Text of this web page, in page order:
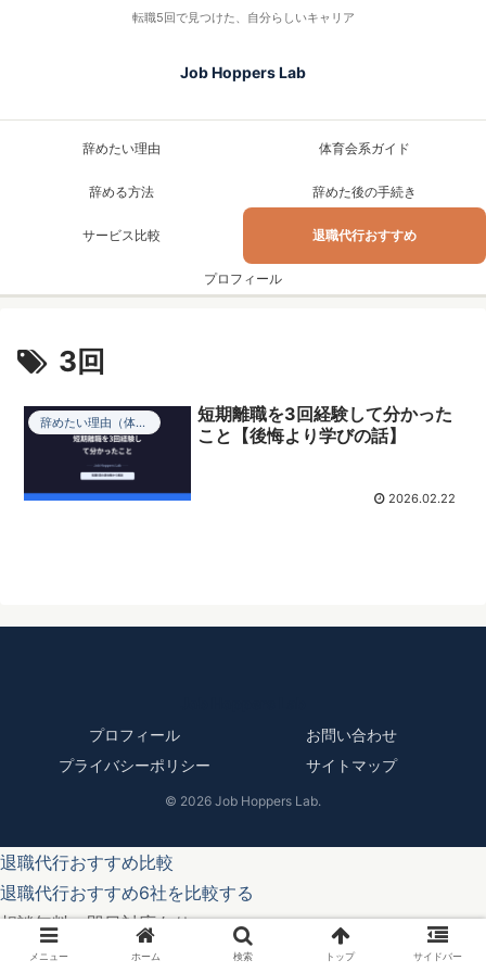
転職5回で見つけた、自分らしいキャリア
Job Hoppers Lab
辞めたい理由 体育会系ガイド
辞める方法 辞めた後の手続き
サービス比較 退職代行おすすめ
プロフィール
3回
辞めたい理由（体験談）
短期離職を3回経験して分かった
こと【後悔より学びの話】
2026.02.22
プロフィール
お問い合わせ
プライバシーポリシー
サイトマップ
© 2026 Job Hoppers Lab.
メニュー ホーム 検索 トップ サイドバー
退職代行おすすめ比較
退職代行おすすめ6社を比較する
相談無料・即日対応あり